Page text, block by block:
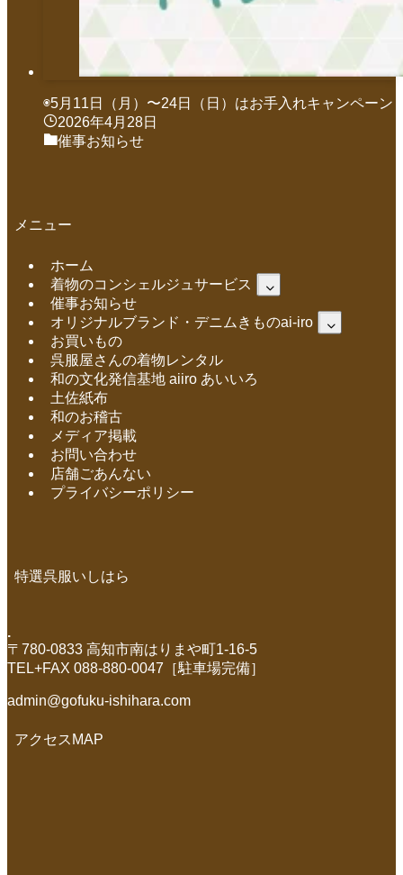
◉5月11日（月）〜24日（日）はお手入れキャンペーン
2026年4月28日
催事お知らせ
メニュー
ホーム
着物のコンシェルジュサービス
催事お知らせ
オリジナルブランド・デニムきものai-iro
お買いもの
呉服屋さんの着物レンタル
和の文化発信基地 aiiro あいいろ
土佐紙布
和のお稽古
メディア掲載
お問い合わせ
店舗ごあんない
プライバシーポリシー
特選呉服いしはら
.
〒780-0833 高知市南はりまや町1-16-5
TEL+FAX 088-880-0047［駐車場完備］
admin@gofuku-ishihara.com
アクセスMAP